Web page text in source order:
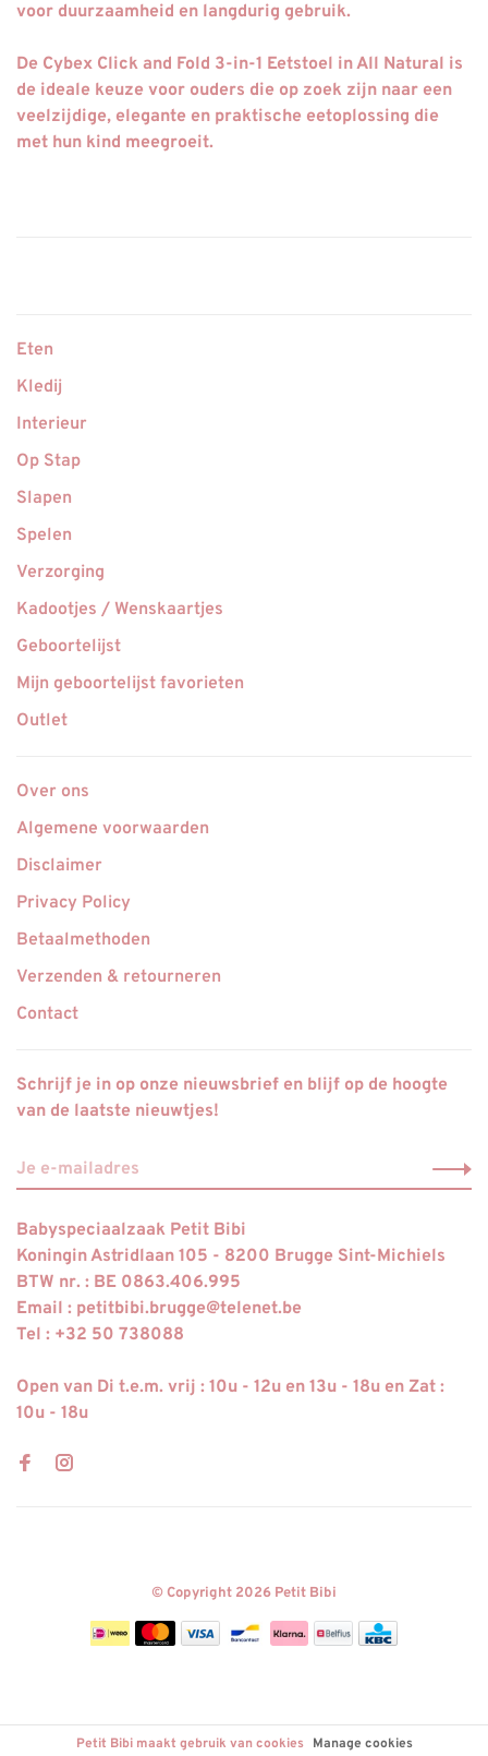
voor duurzaamheid en langdurig gebruik.
De Cybex Click and Fold 3-in-1 Eetstoel in All Natural is
de ideale keuze voor ouders die op zoek zijn naar een
veelzijdige, elegante en praktische eetoplossing die
met hun kind meegroeit.
Eten
Kledij
Interieur
Op Stap
Slapen
Spelen
Verzorging
Kadootjes / Wenskaartjes
Geboortelijst
Mijn geboortelijst favorieten
Outlet
Over ons
Algemene voorwaarden
Disclaimer
Privacy Policy
Betaalmethoden
Verzenden & retourneren
Contact
Schrijf je in op onze nieuwsbrief en blijf op de hoogte
van de laatste nieuwtjes!
Babyspeciaalzaak Petit Bibi
Koningin Astridlaan 105 - 8200 Brugge Sint-Michiels
BTW nr. : BE 0863.406.995
Email : petitbibi.brugge@telenet.be
Tel : +32 50 738088
Open van Di t.e.m. vrij : 10u - 12u en 13u - 18u en Zat :
10u - 18u
© Copyright 2026 Petit Bibi
Petit Bibi maakt gebruik van cookies Manage cookies